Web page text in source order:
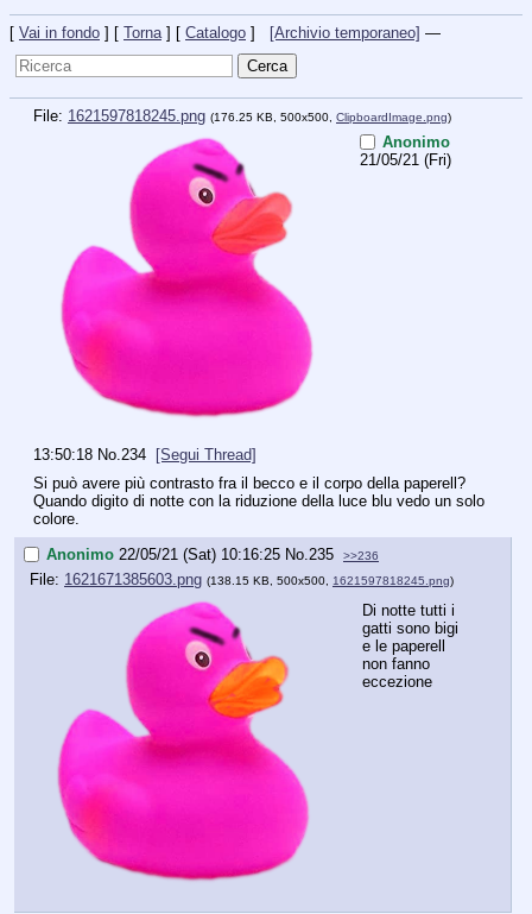
[ Vai in fondo ] [ Torna ] [ Catalogo ] [Archivio temporaneo] —
File: 1621597818245.png (176.25 KB, 500x500, ClipboardImage.png)
Anonimo
21/05/21 (Fri)
13:50:18 No. 234
[Segui Thread]
Si può avere più contrasto fra il becco e il corpo della paperell?
Quando digito di notte con la riduzione della luce blu vedo un solo
colore.
Anonimo 22/05/21 (Sat) 10:16:25 No. 235 >>236
File: 1621671385603.png (138.15 KB, 500x500, 1621597818245.png)
Di notte tutti i
gatti sono bigi
e le paperell
non fanno
eccezione